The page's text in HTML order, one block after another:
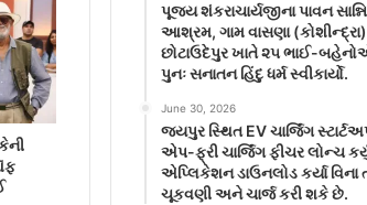
પૂજ્ય શંકરાચાર્યજીના પાવન
આશ્રમ, ગામ વાસણા
છોટાઉદેપુર ખાતે ૨૫ ભાઈ-
પુનઃ સનાતન હિંદુ ધર્મ સ્વીકાર્યો.
June 30, 2026
જયપુર સ્થિત EV ચાર્જિંગ
એપ-ફ્રી ચાર્જિંગ ફીચર લોન્ચ
એપ્લિકેશન ડાઉનલોડ કર્યા
ચૂકવણી અને ચાર્જ કરી શકે છે.